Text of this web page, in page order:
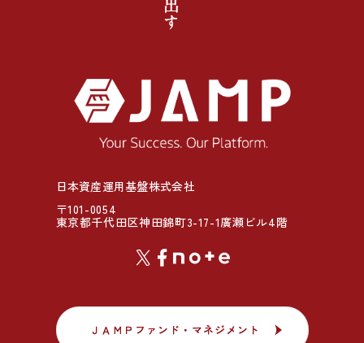
日本資産運用基盤株式会社
〒101-0054
東京都千代田区神田錦町3-17-1廣瀬ビル4階
ＪＡＭＰファンド・マネジメント
ＪＡＭＰファンド・マネジメント